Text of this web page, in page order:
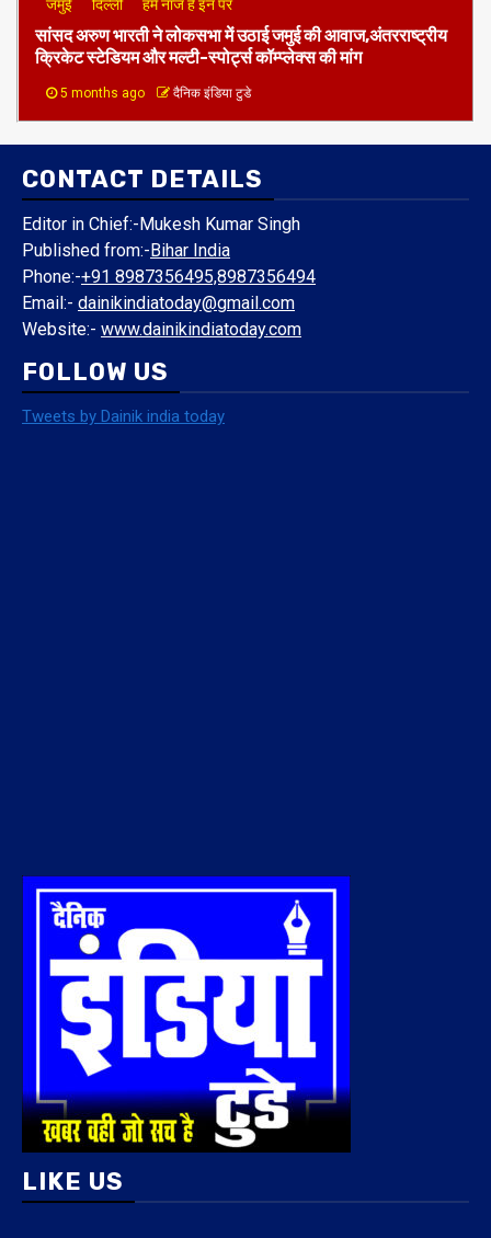
जमुई दिल्ली हमें नाज हैं इन पर
​सांसद अरुण भारती ने लोकसभा में उठाई जमुई की आवाज,अंतरराष्ट्रीय
क्रिकेट स्टेडियम और मल्टी-स्पोर्ट्स कॉम्प्लेक्स की मांग
5 months ago दैनिक इंडिया टुडे
CONTACT DETAILS
Editor in Chief:-Mukesh Kumar Singh
Published from:-Bihar India
Phone:-+91 8987356495,8987356494
Email:- dainikindiatoday@gmail.com
Website:- www.dainikindiatoday.com
FOLLOW US
Tweets by Dainik india today
LIKE US